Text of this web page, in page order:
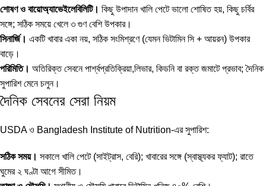
শোষণ ও বায়োঅ্যাভেইলেবিলিটি। কিছু উপাদান খালি পেটে ভালো শোষিত হয়, কিছু চর্বির
সঙ্গে; সঠিক সময়ে খেলে ৩ গুণ বেশি উপকার।
সিনার্জি। একটি খাবার একা নয়, সঠিক সংমিশ্রণে (যেমন ভিটামিন সি + আয়রন) উপকার
বাড়ে।
পরিমিতি। অতিরিক্ত সেবনে পার্শ্বপ্রতিক্রিয়া,লিভার, কিডনি বা রক্ত জমাটে প্রভাব; দৈনিক
সুপারিশ মেনে চলুন।
দৈনিক সেবনের সেরা নিয়ম
USDA ও Bangladesh Institute of Nutrition-এর সুপারিশ:
সঠিক সময়। সকালে খালি পেটে (সাইট্রাস, বেরি); খাবারের সঙ্গে (স্বাস্থ্যকর ফ্যাট); রাতে
ঘুমের ২ ঘণ্টা আগে সীমিত।